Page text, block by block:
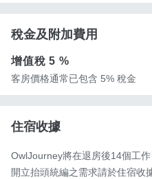
稅金及附加費用
增值稅5 %
客房價格通常已包含 5% 稅金
住宿收據
OwlJourney將在退房後14個工
開立抬頭統編之需求請於住宿收